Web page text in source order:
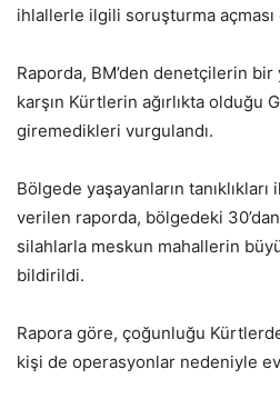
ihlallerle ilgili soruşturma açması
Raporda, BM’den denetçilerin bir
karşın Kürtlerin ağırlıkta olduğu
giremedikleri vurgulandı.
Bölgede yaşayanların
verilen raporda, bölgedeki
silahlarla meskun mahallerin
bildirildi.
Rapora göre, çoğunluğu
kişi de operasyonlar nedeniyle